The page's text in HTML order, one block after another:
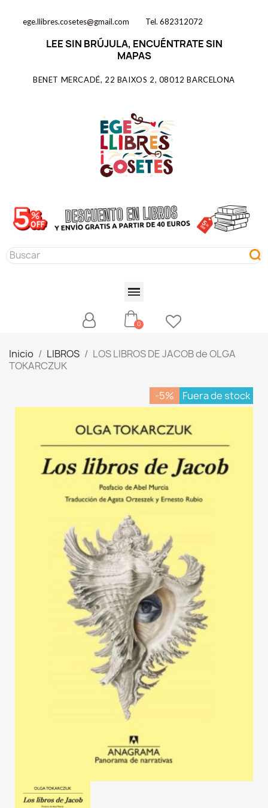
ege.llibres.cosetes@gmail.com Tel. 682312072
LEE SIN BRÚJULA, ENCUÉNTRATE SIN
MAPAS
BENET MERCADÉ, 22 BAIXOS 2, 08012 BARCELONA
Inicio LIBROS
LOS LIBROS DE JACOB de OLGA
TOKARCZUK
-5% Fuera de stock